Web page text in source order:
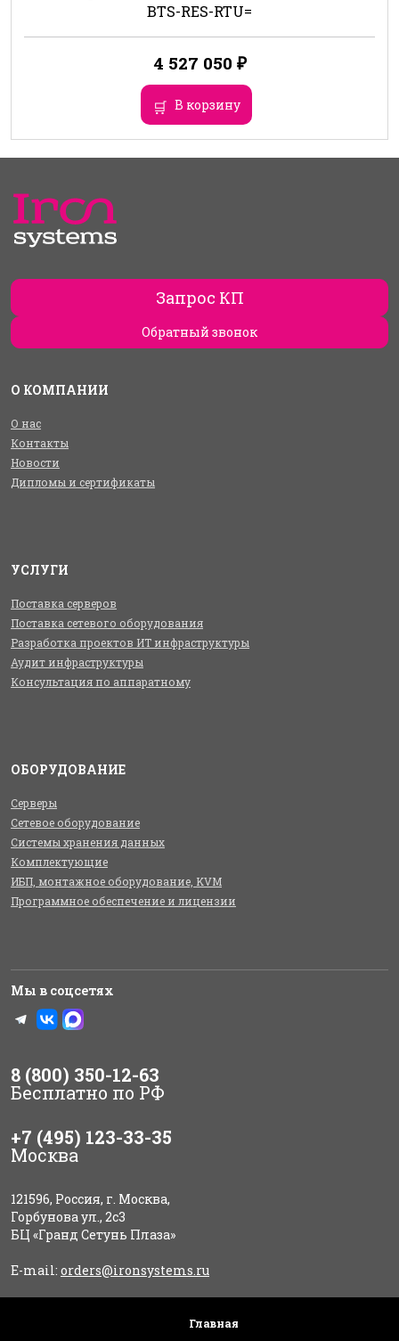
BTS-RES-RTU=
4 527 050 ₽
В корзину
Запрос КП
Обратный звонок
О КОМПАНИИ
О нас
Контакты
Новости
Дипломы и сертификаты
УСЛУГИ
Поставка серверов
Поставка сетевого оборудования
Разработка проектов ИТ инфраструктуры
Аудит инфраструктуры
Консультация по аппаратному
ОБОРУДОВАНИЕ
Серверы
Сетевое оборудование
Системы хранения данных
Комплектующие
ИБП, монтажное оборудование, KVM
Программное обеспечение и лицензии
Мы в соцсетях
8 (800) 350-12-63
Бесплатно по РФ
+7 (495) 123-33-35
Москва
121596, Россия, г. Москва,
Горбунова ул., 2с3
БЦ «Гранд Сетунь Плаза»
E-mail: orders@ironsystems.ru
Главная